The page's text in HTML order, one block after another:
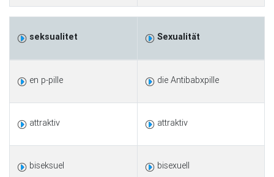
seksualitet Sexualität
en p-pille die Antibabxpille
attraktiv attraktiv
biseksuel bisexuell